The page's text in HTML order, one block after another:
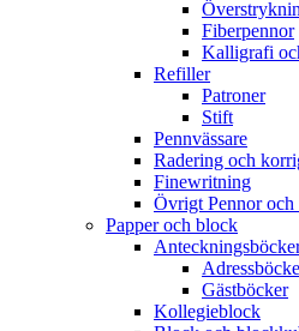
Fiberpennor
Kalligrafi
Refiller
Patroner
Stift
Pennvässare
Radering och
Finewritning
Övrigt Pennor
Papper och block
Gästböcker
Kollegieblock